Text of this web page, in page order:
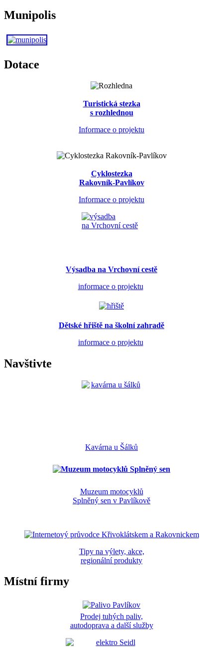
Munipolis
Dotace
Turistická stezka
s rozhlednou
Informace o projektu
Cyklostezka
Rakovník-Pavlíkov
Informace o projektu
Výsadba na Vrchovní cestě
informace o projektu
Dětské hřiště na školní zahradě
informace o projektu
Navštivte
Kavárna u Šálků
Muzeum motocyklů
Splněný sen v Pavlíkově
Tipy na výlety, akce,
regionální produkty
Místní firmy
Prodej tuhých paliv,
autodoprava a další služby